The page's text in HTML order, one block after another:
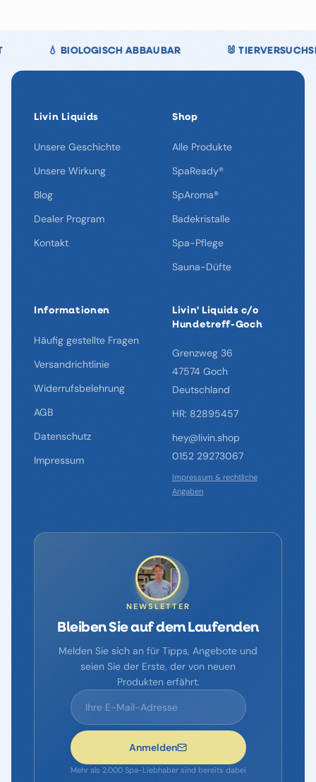
🌿 100 % CHLORFREI 🇩🇪 DEUTSCHE QUALITÄT
Livin Liquids
Unsere Geschichte
Unsere Wirkung
Blog
Dealer Program
Kontakt
Shop
Alle Produkte
SpaReady®
SpAroma®
Badekristalle
Spa-Pflege
Sauna-Düfte
Informationen
Häufig gestellte Fragen
Versandrichtlinie
Widerrufsbelehrung
AGB
Datenschutz
Impressum
Livin' Liquids c/o
Hundetreff-Goch
Grenzweg 36
47574 Goch
Deutschland
HR: 82895457
hey@livin.shop
0152 29273067
Impressum & rechtliche
Angaben
NEWSLETTER
Bleiben Sie auf dem Laufenden
Melden Sie sich an für Tipps, Angebote und
seien Sie der Erste, der von neuen
Produkten erfährt.
Anmelden
Mehr als 2.000 Spa-Liebhaber sind bereits dabei